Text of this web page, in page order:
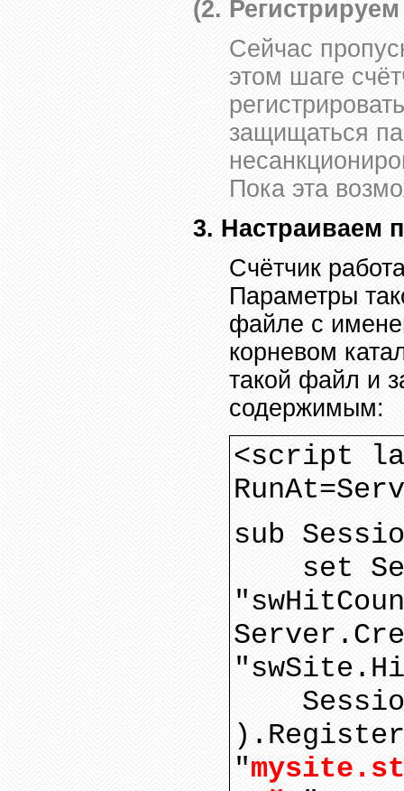
(2.
Сейчас
этом шаге
защищаться
Пока эта
3. Настраиваем
Счётчик
Параметры
файле с
корневом
такой файл и
содержимым:
<script
sub
set
"mysite.